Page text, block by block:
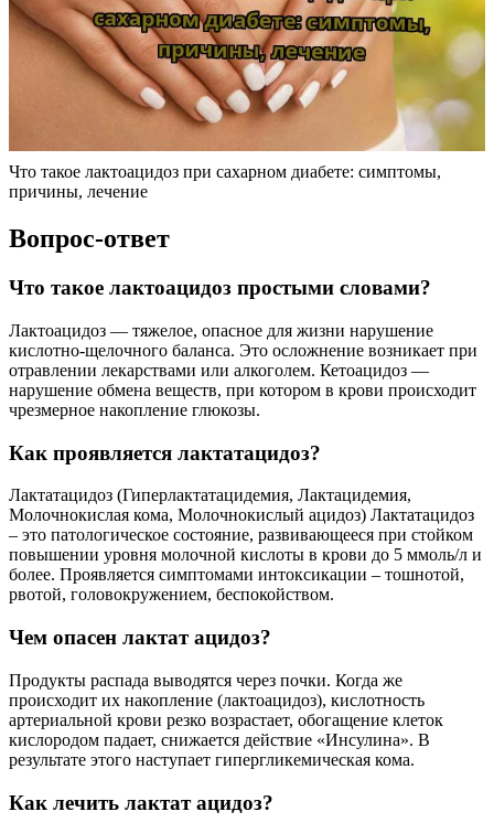
Что такое лактоацидоз при сахарном диабете: симптомы,
причины, лечение
Вопрос-ответ
Что такое лактоацидоз простыми словами?
Лактоацидоз — тяжелое, опасное для жизни нарушение
кислотно-щелочного баланса. Это осложнение возникает при
отравлении лекарствами или алкоголем. Кетоацидоз —
нарушение обмена веществ, при котором в крови происходит
чрезмерное накопление глюкозы.
Как проявляется лактатацидоз?
Лактатацидоз (Гиперлактатацидемия, Лактацидемия,
Молочнокислая кома, Молочнокислый ацидоз) Лактатацидоз
– это патологическое состояние, развивающееся при стойком
повышении уровня молочной кислоты в крови до 5 ммоль/л и
более. Проявляется симптомами интоксикации – тошнотой,
рвотой, головокружением, беспокойством.
Чем опасен лактат ацидоз?
Продукты распада выводятся через почки. Когда же
происходит их накопление (лактоацидоз), кислотность
артериальной крови резко возрастает, обогащение клеток
кислородом падает, снижается действие «Инсулина». В
результате этого наступает гипергликемическая кома.
Как лечить лактат ацидоз?